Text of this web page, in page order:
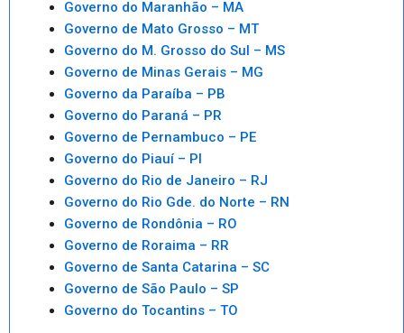
Governo do Maranhão – MA
Governo de Mato Grosso – MT
Governo do M. Grosso do Sul – MS
Governo de Minas Gerais – MG
Governo da Paraíba – PB
Governo do Paraná – PR
Governo de Pernambuco – PE
Governo do Piauí – PI
Governo do Rio de Janeiro – RJ
Governo do Rio Gde. do Norte – RN
Governo de Rondônia – RO
Governo de Roraima – RR
Governo de Santa Catarina – SC
Governo de São Paulo – SP
Governo do Tocantins – TO